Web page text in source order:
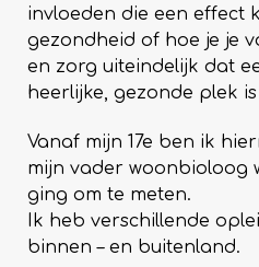
invloeden die een effect
gezondheid of hoe je je
en zorg uiteindelijk dat
heerlijke, gezonde plek
Vanaf mijn 17e ben ik
mijn vader woonbioloog
ging om te meten.
Ik heb verschillende
binnen – en buitenland.